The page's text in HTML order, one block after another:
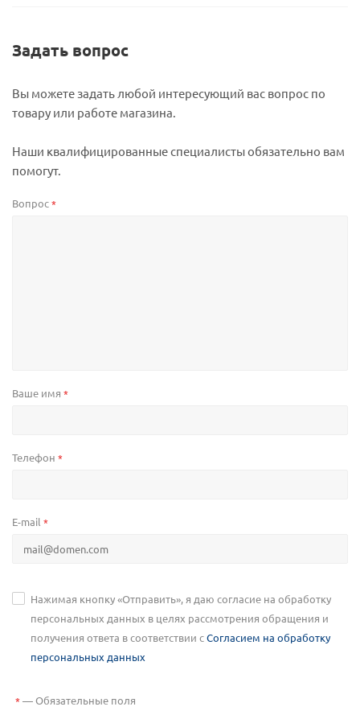
Задать вопрос
Вы можете задать любой интересующий вас вопрос по
товару или работе магазина.
Наши квалифицированные специалисты обязательно вам
помогут.
Вопрос*
Ваше имя *
Телефон *
E-mail *
Нажимая кнопку «Отправить», я даю согласие на обработку
персональных данных в целях рассмотрения обращения и
получения ответа в соответствии сСогласием на обработку
персональных данных
*—Обязательные поля